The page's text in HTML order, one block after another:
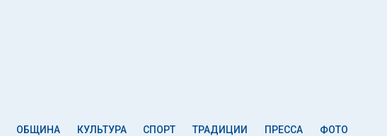
ОБЩИНА КУЛЬТУРА СПОРТ ТРАДИЦИИ ПРЕССА ФОТО